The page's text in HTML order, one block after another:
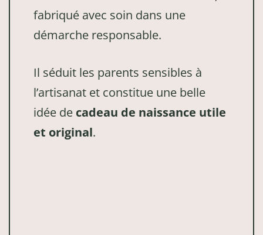
fabriqué avec soin dans une
démarche responsable.
Il séduit les parents sensibles à
l’artisanat et constitue une belle
idée de cadeau de naissance utile
et original.